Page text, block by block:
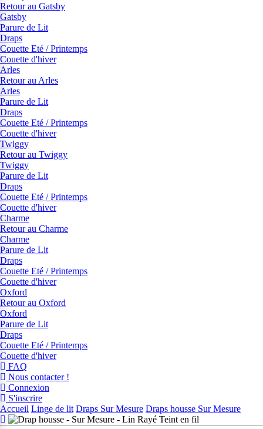
Retour au Gatsby
Gatsby
Parure de Lit
Draps
Couette Eté / Printemps
Couette d'hiver
Arles
Retour au Arles
Arles
Parure de Lit
Draps
Couette Eté / Printemps
Couette d'hiver
Twiggy
Retour au Twiggy
Twiggy
Parure de Lit
Draps
Couette Eté / Printemps
Couette d'hiver
Charme
Retour au Charme
Charme
Parure de Lit
Draps
Couette Eté / Printemps
Couette d'hiver
Oxford
Retour au Oxford
Oxford
Parure de Lit
Draps
Couette Eté / Printemps
Couette d'hiver
FAQ
Nous contacter !
Connexion
S'inscrire
Accueil Linge de lit Draps Sur Mesure Draps housse Sur Mesure